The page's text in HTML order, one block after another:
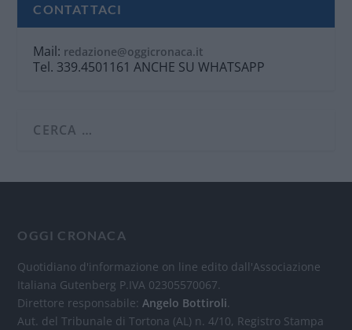
CONTATTACI
Mail: redazione@oggicronaca.it
Tel. 339.4501161 ANCHE SU WHATSAPP
OGGI CRONACA
Quotidiano d'informazione on line edito dall'Associazione
Italiana Gutenberg P.IVA 02305570067.
Direttore responsabile:Angelo Bottiroli.
Aut. del Tribunale di Tortona (AL) n. 4/10, Registro Stampa